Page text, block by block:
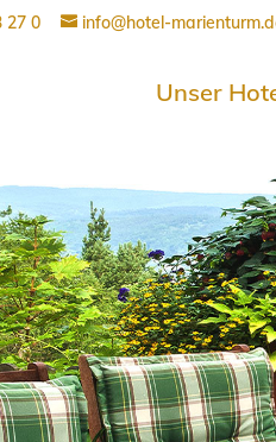
27 0 info@hotel-
Unser